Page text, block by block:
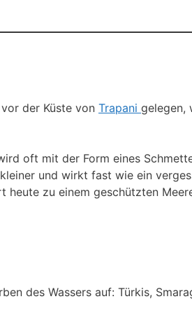
der Küste von Trapani gelegen,
oft mit der Form eines
und wirkt fast wie ein
heute zu einem geschützten
des Wassers auf: Türkis,